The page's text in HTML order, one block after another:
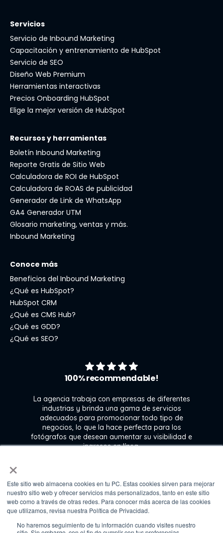
×
Este sitio web almacena cookies en tu PC. Estas cookies sirven para mejorar
nuestro sitio web y ofrecer servicios más personalizados, tanto en este sitio
web como a través de otras redes. Para conocer más acerca de las cookies
que utilizamos, revisa nuestra Política de Privacidad.
No haremos seguimiento de tu información cuando visites nuestro
Servicios
Servicio de Inbound Marketing
Capacitación y entrenamiento de HubSpot
Servicio de SEO
Diseño Web Premium
Herramientas interactivas
Precios Onboarding HubSpot
Elige la mejor versión de HubSpot
Recursos y herramientas
Boletín Inbound Marketing
Reporte Gratis de Sitio Web
Calculadora de ROI de HubSpot
Calculadora de ROAS de publicidad
Generador de Link de WhatsApp
GA4 Generador UTM
Glosario marketing, ventas y más.
Inbound Marketing
Conoce más
Beneficios del Inbound Marketing
¿Qué es HubSpot?
HubSpot CRM
¿Qué es CMS Hub?
¿Qué es GDD?
¿Qué es SEO?
100% recommendable!
La agencia trabaja con empresas de diferentes
industrias y brinda una gama de servicios
adecuados para promocionar todo tipo de
negocios, lo que la hace perfecta para los
fotógrafos que desean aumentar su visibilidad e
ingresos en línea.
Kate Gross
Marketing & graphic design assistant at
Fixthephoto